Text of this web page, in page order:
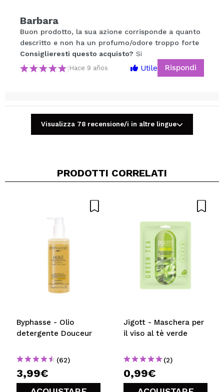
Consiglieresti questo acquisto? Si No
5/5
INVIA
Barbara
Buon prodotto, la sua azione corrisponde a quanto
descritto e non ha un profumo/odore troppo forte
Consiglieresti questo acquisto? Si
| Hace 9 años Utile Rispondi
Sara
This is my staple product for achieving volume and
refreshing hair. I am buying it again and again...
Visualizza 78 recensione/i in altre lingue
PRODOTTI CORRELATI
Byphasse - Olio
detergente Douceur
(62)
3,99€
Jigott - Maschera per
il viso al tè verde
(2)
0,99€